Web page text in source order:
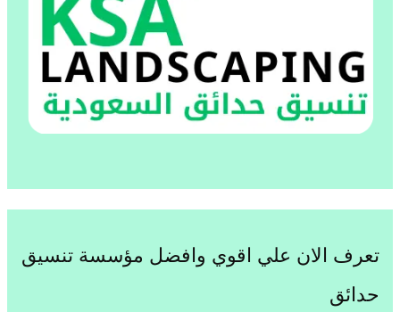
تعرف الان علي اقوي وافضل مؤسسة تنسيق
حدائق